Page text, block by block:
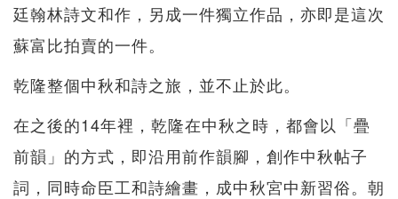
廷翰林詩文和作，另成一件獨立作品，亦即是這次
蘇富比拍賣的一件。
乾隆整個中秋和詩之旅，並不止於此。
在之後的14年裡，乾隆在中秋之時，都會以「疊
前韻」的方式，即沿用前作韻腳，創作中秋帖子
詞，同時命臣工和詩繪畫，成中秋宮中新習俗。朝